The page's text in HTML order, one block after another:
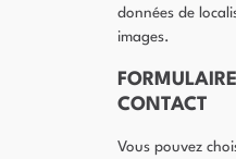
données de
images.
CONTACT
Vous pouvez